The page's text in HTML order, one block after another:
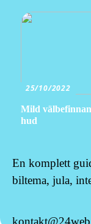
25/10/2022
Mild
hud
En komplett
biltema, jula,